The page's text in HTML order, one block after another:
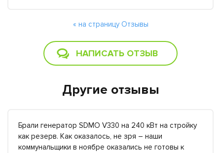
« на страницу Отзывы
НАПИСАТЬ ОТЗЫВ
Другие отзывы
Брали генератор SDMO V330 на 240 кВт на стройку
как резерв. Как оказалось, не зря – наши
коммунальщики в ноябре оказались не готовы к